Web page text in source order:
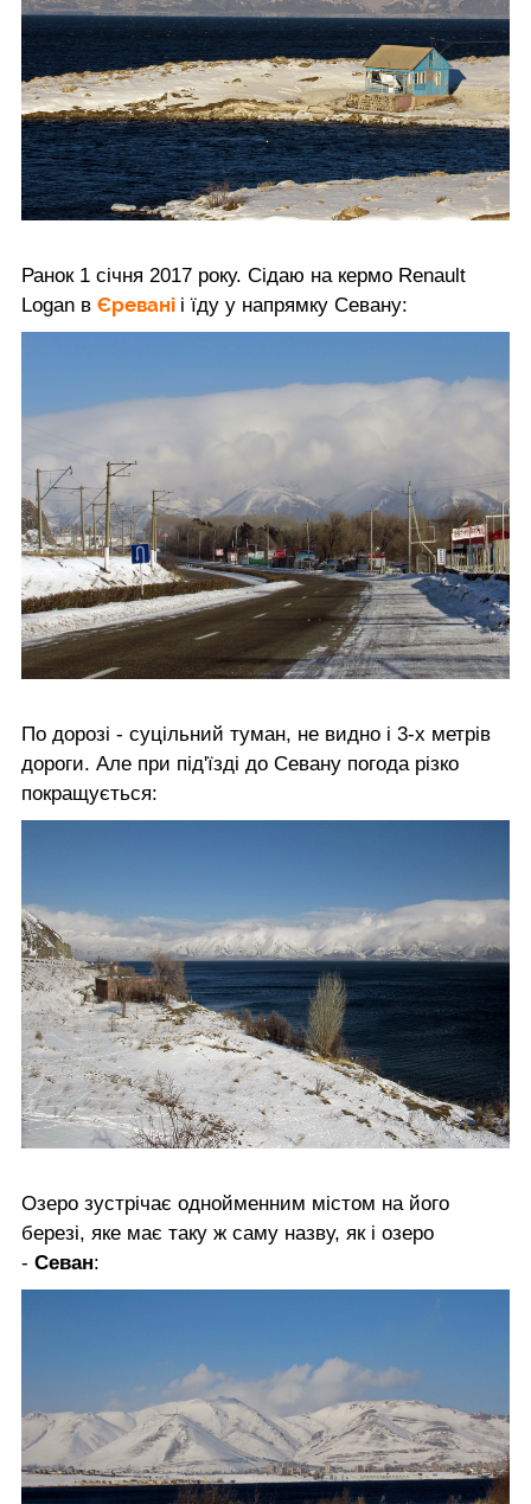
Ранок 1 січня 2017 року. Сідаю на кермо Renault
Logan в Єревані і їду у напрямку Севану:
По дорозі - суцільний туман, не видно і 3-х метрів
дороги. Але при під'їзді до Севану погода різко
покращується:
Озеро зустрічає однойменним містом на його
березі, яке має таку ж саму назву, як і озеро
- Севан: